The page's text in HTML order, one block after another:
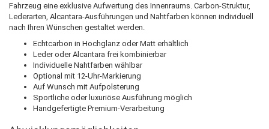
Fahrzeug eine exklusive Aufwertung des Innenraums. Carbon-Struktur,
Lederarten, Alcantara-Ausführungen und Nahtfarben können individuell
nach Ihren Wünschen gestaltet werden.
Echtcarbon in Hochglanz oder Matt erhältlich
Leder oder Alcantara frei kombinierbar
Individuelle Nahtfarben wählbar
Optional mit 12-Uhr-Markierung
Auf Wunsch mit Aufpolsterung
Sportliche oder luxuriöse Ausführung möglich
Handgefertigte Premium-Verarbeitung